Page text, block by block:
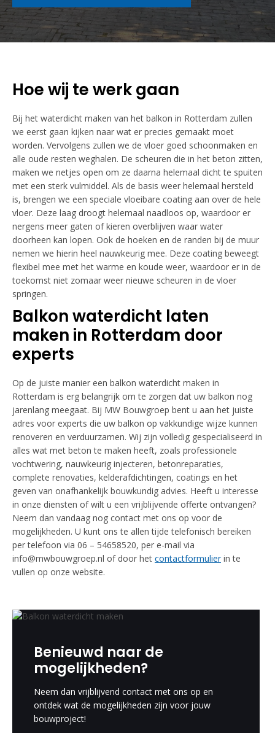
Hoe wij te werk gaan
Bij het waterdicht maken van het balkon in Rotterdam zullen
we eerst gaan kijken naar wat er precies gemaakt moet
worden. Vervolgens zullen we de vloer goed schoonmaken en
alle oude resten weghalen. De scheuren die in het beton zitten,
maken we netjes open om ze daarna helemaal dicht te spuiten
met een sterk vulmiddel. Als de basis weer helemaal hersteld
is, brengen we een speciale vloeibare coating aan over de hele
vloer. Deze laag droogt helemaal naadloos op, waardoor er
nergens meer gaten of kieren overblijven waar water
doorheen kan lopen. Ook de hoeken en de randen bij de muur
nemen we hierin heel nauwkeurig mee. Deze coating beweegt
flexibel mee met het warme en koude weer, waardoor er in de
toekomst niet zomaar weer nieuwe scheuren in de vloer
springen.
Balkon waterdicht laten
maken in Rotterdam door
experts
Op de juiste manier een balkon waterdicht maken in
Rotterdam is erg belangrijk om te zorgen dat uw balkon nog
jarenlang meegaat. Bij MW Bouwgroep bent u aan het juiste
adres voor experts die uw balkon op vakkundige wijze kunnen
renoveren en verduurzamen. Wij zijn volledig gespecialiseerd in
alles wat met beton te maken heeft, zoals professionele
vochtwering, nauwkeurig injecteren, betonreparaties,
complete renovaties, kelderafdichtingen, coatings en het
geven van onafhankelijk bouwkundig advies. Heeft u interesse
in onze diensten of wilt u een vrijblijvende offerte ontvangen?
Neem dan vandaag nog contact met ons op voor de
mogelijkheden. U kunt ons te allen tijde telefonisch bereiken
per telefoon via 06 – 54658520, per e-mail via
info@mwbouwgroep.nl of door het contactformulierin te
vullen op onze website.
Benieuwd naar de
mogelijkheden?
Neem dan vrijblijvend contact met ons op en
ontdek wat de mogelijkheden zijn voor jouw
bouwproject!